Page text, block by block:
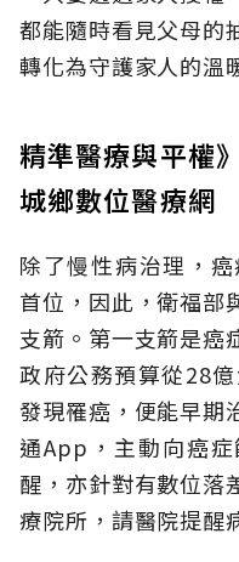
都能隨時看見父母的
轉化為守護家人的溫
精準醫療與平權
城鄉數位醫療網
除了慢性病治理，
首位，因此，衛福部
支箭。第一支箭是癌
政府公務預算從28
發現罹癌，便能早期
通App，主動向癌
醒，亦針對有數位落
療院所，請醫院提醒